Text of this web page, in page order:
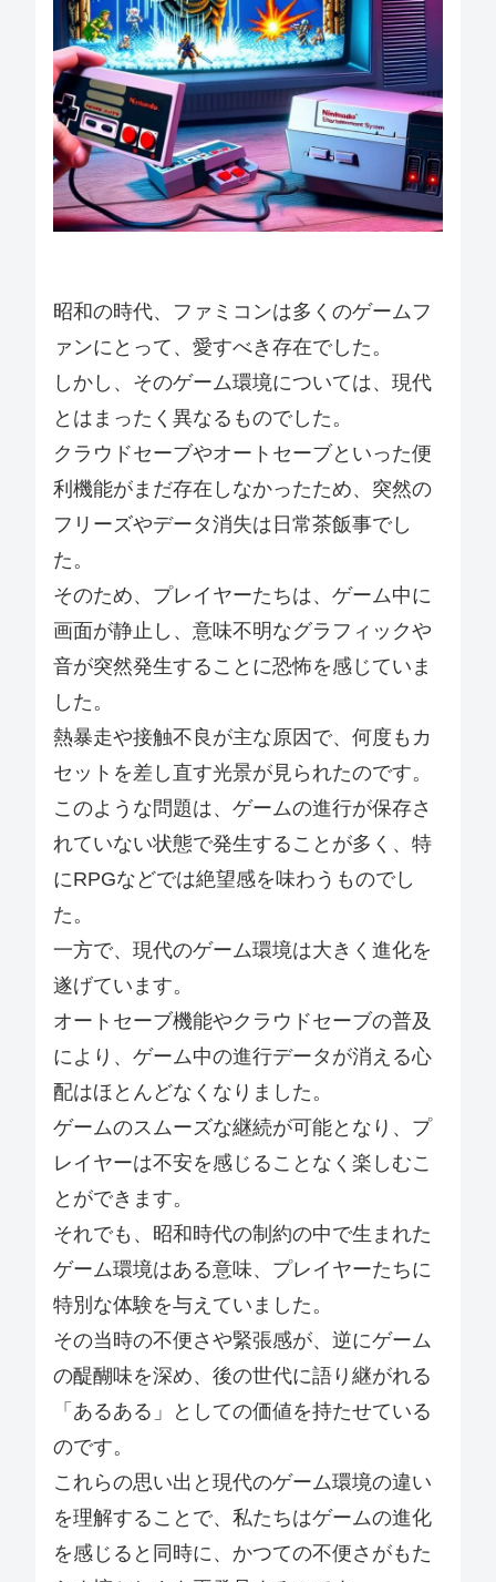
昭和の時代、ファミコンは多くのゲームフ
ァンにとって、愛すべき存在でした。
しかし、そのゲーム環境については、現代
とはまったく異なるものでした。
クラウドセーブやオートセーブといった便
利機能がまだ存在しなかったため、突然の
フリーズやデータ消失は日常茶飯事でし
た。
そのため、プレイヤーたちは、ゲーム中に
画面が静止し、意味不明なグラフィックや
音が突然発生することに恐怖を感じていま
した。
熱暴走や接触不良が主な原因で、何度もカ
セットを差し直す光景が見られたのです。
このような問題は、ゲームの進行が保存さ
れていない状態で発生することが多く、特
にRPGなどでは絶望感を味わうものでし
た。
一方で、現代のゲーム環境は大きく進化を
遂げています。
オートセーブ機能やクラウドセーブの普及
により、ゲーム中の進行データが消える心
配はほとんどなくなりました。
ゲームのスムーズな継続が可能となり、プ
レイヤーは不安を感じることなく楽しむこ
とができます。
それでも、昭和時代の制約の中で生まれた
ゲーム環境はある意味、プレイヤーたちに
特別な体験を与えていました。
その当時の不便さや緊張感が、逆にゲーム
の醍醐味を深め、後の世代に語り継がれる
「あるある」としての価値を持たせている
のです。
これらの思い出と現代のゲーム環境の違い
を理解することで、私たちはゲームの進化
を感じると同時に、かつての不便さがもた